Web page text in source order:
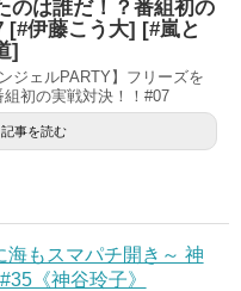
のは誰だ！？番組初の
[#伊藤こう大] [#嵐と
]
ジェルPARTY】フリーズを
初の実戦対決！！#07
記事を読む
海もスマパチ開き～ 神
《神谷玲子》